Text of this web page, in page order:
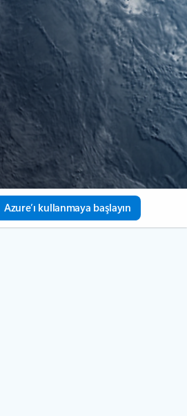
Azure’ı kullanmaya başlayın